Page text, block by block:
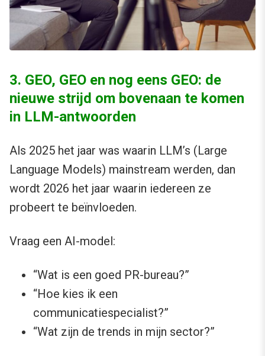
3. GEO, GEO en nog eens GEO: de
nieuwe strijd om bovenaan te komen
in LLM-antwoorden
Als 2025 het jaar was waarin LLM’s (Large
Language Models) mainstream werden, dan
wordt 2026 het jaar waarin iedereen ze
probeert te beïnvloeden.
Vraag een AI-model:
“Wat is een goed PR-bureau?”
“Hoe kies ik een
communicatiespecialist?”
“Wat zijn de trends in mijn sector?”